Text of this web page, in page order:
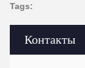
Контакты
Tags: